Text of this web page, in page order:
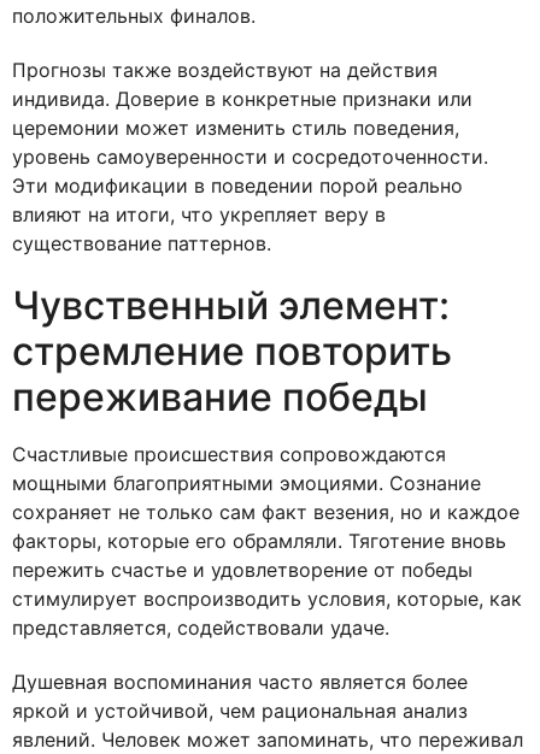
положительных финалов.
Прогнозы также воздействуют на действия
индивида. Доверие в конкретные признаки или
церемонии может изменить стиль поведения,
уровень самоуверенности и сосредоточенности.
Эти модификации в поведении порой реально
влияют на итоги, что укрепляет веру в
существование паттернов.
Чувственный элемент:
стремление повторить
переживание победы
Счастливые происшествия сопровождаются
мощными благоприятными эмоциями. Сознание
сохраняет не только сам факт везения, но и каждое
факторы, которые его обрамляли. Тяготение вновь
пережить счастье и удовлетворение от победы
стимулирует воспроизводить условия, которые, как
представляется, содействовали удаче.
Душевная воспоминания часто является более
яркой и устойчивой, чем рациональная анализ
явлений. Человек может запоминать, что переживал